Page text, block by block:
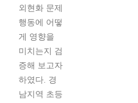
외현화 문제
행동에 어떻
게 영향을
미치는지 검
증해 보고자
하였다. 경
남지역 초등